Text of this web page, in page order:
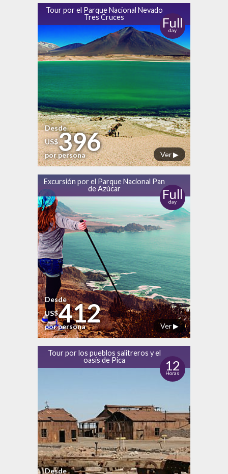
Tour por el Parque Nacional Nevado
Tres Cruces
Full
day
Ver ▶
Desde
US$396
por persona
Excursión por el Parque Nacional Pan
de Azúcar
Full
day
Ver ▶
Desde
US$412
por persona
Tour por los pueblos salitreros y el
oasis de Pica
12
Horas
Desde